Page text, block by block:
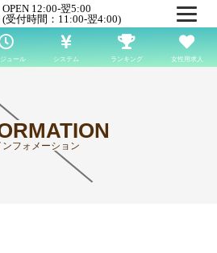
OPEN 12:00-翌5:00
(受付時間：11:00-翌4:00)
ュール システム ランキング 女性用求人
ンフォメーション